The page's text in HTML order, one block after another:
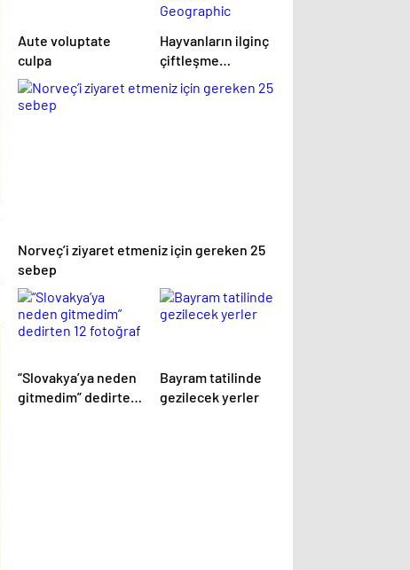
Aute voluptate
culpa
Hayvanların ilginç
çiftleşme
biçimlerini National
Geographic
Norveç’i ziyaret etmeniz için gereken 25
sebep
“Slovakya’ya neden
gitmedim” dedirten
Bayram tatilinde
gezilecek yerler